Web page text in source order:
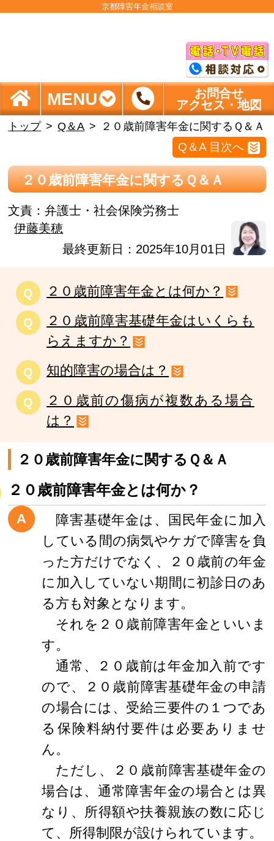
京都障害年金相談室
MENU
お問合せ
アクセス・地図
トップ Q＆A ２０歳前障害年金に関するＱ＆Ａ
Q＆A 目次へ
２０歳前障害年金に関するＱ＆Ａ
文責：弁護士・社会保険労務士
伊藤美穂
最終更新日：2025年10月01日
Q ２０歳前障害年金とは何か？
Q
２０歳前障害基礎年金はいくらも
らえますか？
Q 知的障害の場合は？
Q
２０歳前の傷病が複数ある場合
は？
２０歳前障害年金に関するＱ＆Ａ
２０歳前障害年金とは何か？
A
障害基礎年金は、国民年金に加入
している間の病気やケガで障害を負
った方だけでなく、２０歳前の年金
に加入していない期間に初診日のあ
る方も対象となります。
それを２０歳前障害年金といいま
す。
通常、２０歳前は年金加入前です
ので、２０歳前障害基礎年金の申請
の場合には、受給三要件の１つであ
る保険料納付要件は必要ありませ
ん。
ただし、２０歳前障害基礎年金の
場合は、通常障害年金の場合とは異
なり、所得額や扶養親族の数に応じ
て、所得制限が設けられています。